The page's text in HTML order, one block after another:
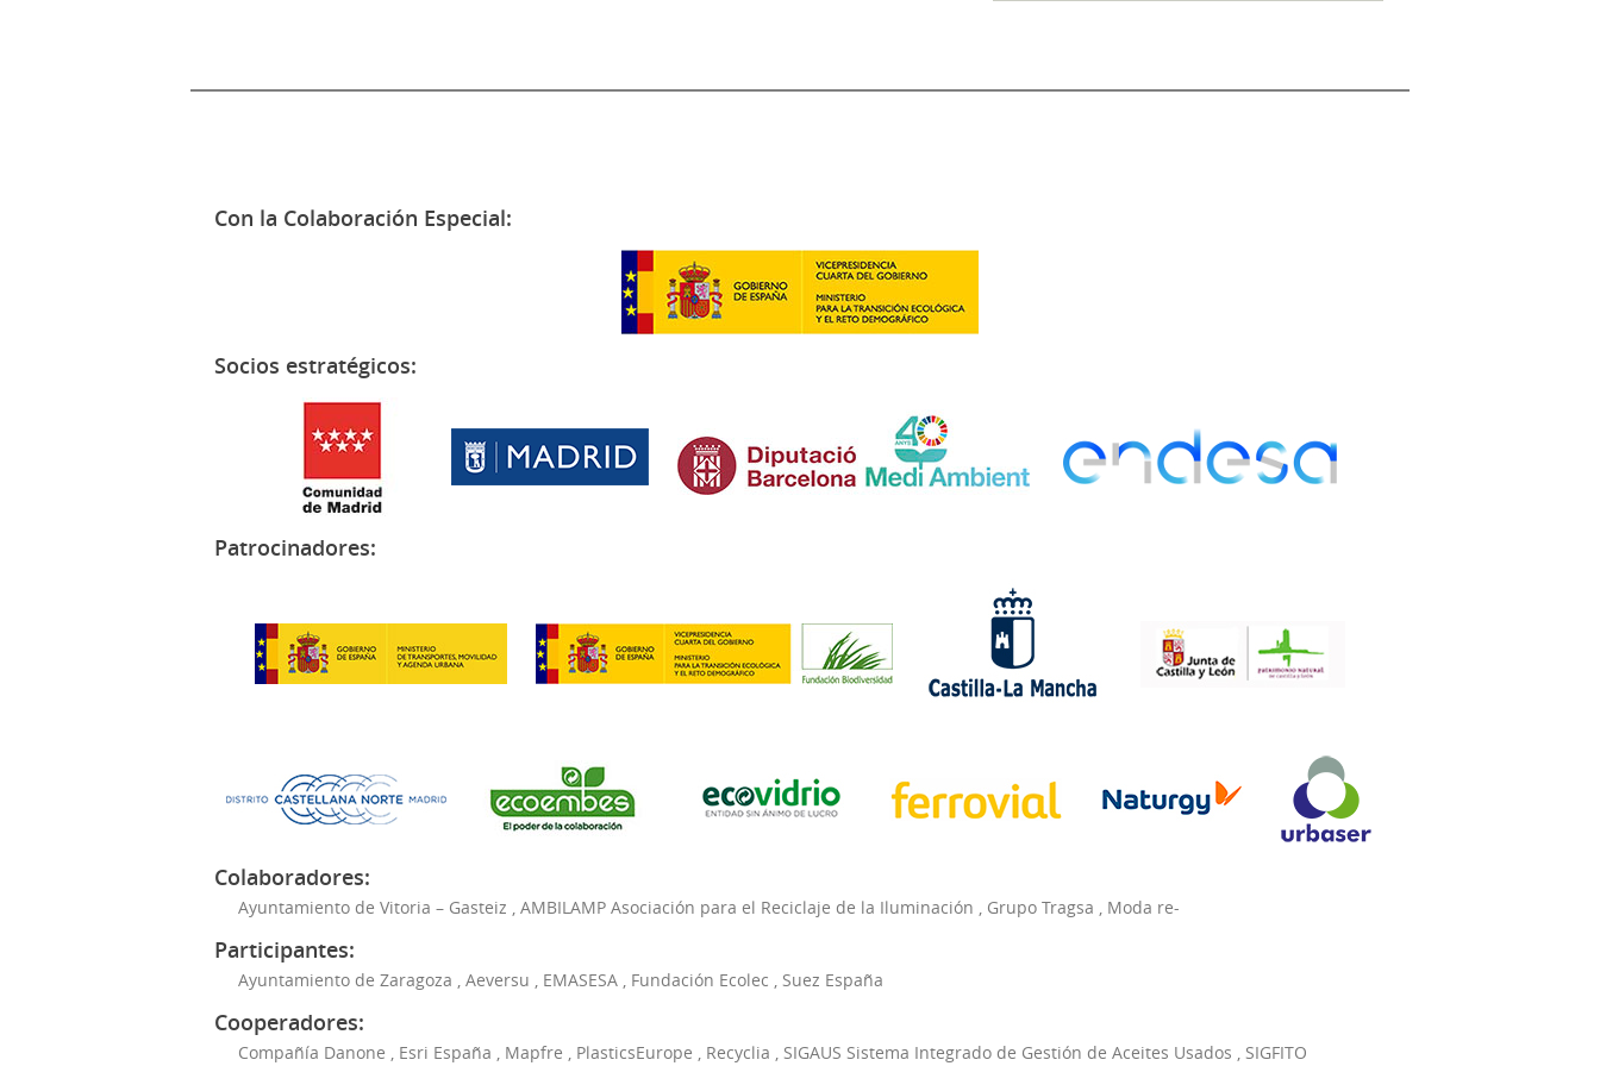
Con la Colaboración Especial:
Socios estratégicos:
Patrocinadores:
Colaboradores:
Ayuntamiento de Vitoria – Gasteiz AMBILAMP Asociación para el Reciclaje de la Iluminación Grupo Tragsa Moda re-
Participantes:
Ayuntamiento de Zaragoza Aeversu EMASESA Fundación Ecolec Suez España
Cooperadores:
Compañía Danone Esri España Mapfre PlasticsEurope Recyclia SIGAUS Sistema Integrado de Gestión de Aceites Usados
SIGFITO